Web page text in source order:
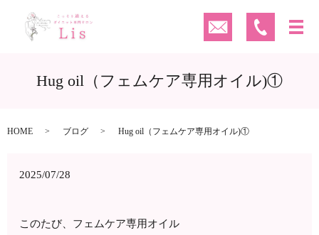
Hug oil（フェムケア専用オイル)①
HOME ブログ Hug oil（フェムケア専用オイル)①
2025/07/28
このたび、フェムケア専用オイル